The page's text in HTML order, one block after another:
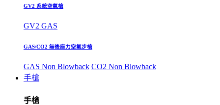
GV2 系統空氣槍
GV2 GAS
GAS/CO2 無後座力空氣步槍
GAS Non Blowback CO2 Non Blowback
手槍
手槍